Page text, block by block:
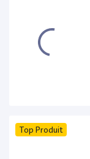
Top Produit